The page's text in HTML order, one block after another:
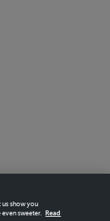
IN MINUTES.
show you
sweeter.
Read